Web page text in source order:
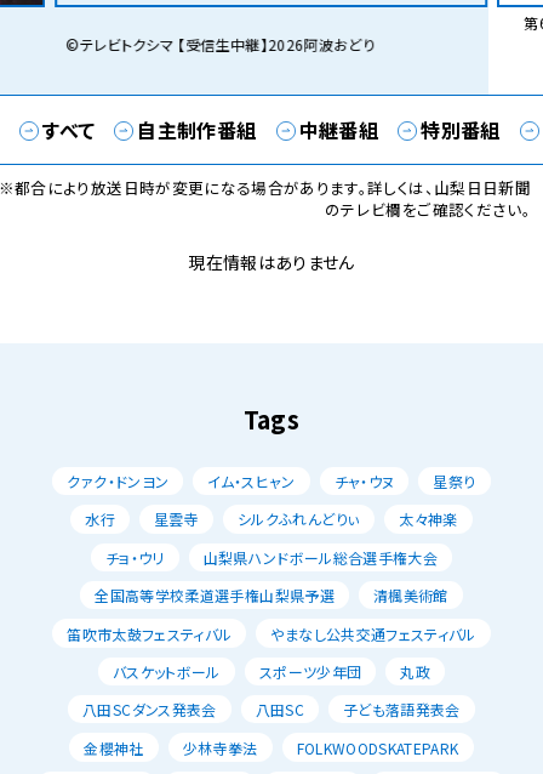
©テレビトクシマ 【受信生中継】2026阿波おどり
第
すべて 自主制作番組 中継番組 特別番組
都合により放送日時が変更になる場合があります。詳しくは、山梨日日新聞
のテレビ欄をご確認ください。
現在情報はありません
Tags
クァク・ドンヨン イム・スヒャン チャ・ウヌ
星祭り
水行
星雲寺 シルクふれんどりぃ
太々神楽
チョ・ウリ
山梨県ハンドボール総合選手権大会
全国高等学校柔道選手権山梨県予選
清楓美術館
笛吹市太鼓フェスティバル
やまなし公共交通フェスティバル
バスケットボール
スポーツ少年団
丸政
八田SCダンス発表会
八田SC
子ども落語発表会
金櫻神社
少林寺拳法
FOLKWOODSKATEPARK